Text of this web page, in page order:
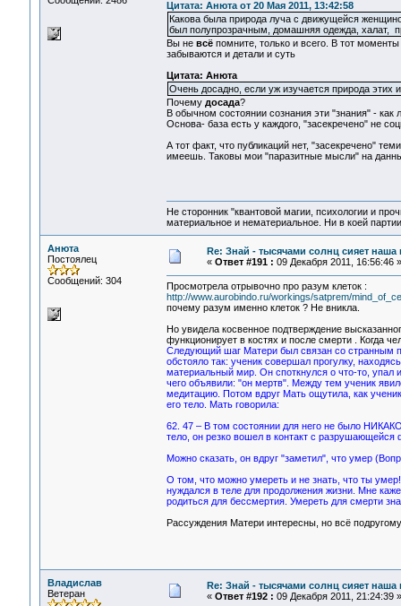
Цитата: Анюта от 20 Мая 2011, 13:42:58
Какова была природа луча с движущейся
был полупрозрачным, домашняя одежда, халат,
Вы не всё помните, только и всего. В тот
забываются и детали и суть
Цитата: Анюта
Очень досадно, если уж изучается природа этих
Почему досада?
В обычном состоянии сознания эти "знания" -
Основа- база есть у каждого, "засекречено" не
А тот факт, что публикаций нет, "засекречено"
имеешь. Таковы мои "паразитные мысли" на
Не сторонник "квантовой магии, психологии и
материальное и нематериальное. Ни в коей
Анюта
Постоялец
Сообщений: 304
Re: Знай - тысячами солнц сияет наша
« Ответ #191 : 09 Декабря 2011, 16:56:46 »
Просмотрела отрывочно про разум клеток :
http://www.aurobindo.ru/workings/satprem/
почему разум именно клеток ? Не вникла.
Но увидела косвенное подтверждение
функционирует в костях и после смерти . Когда
Следующий шаг Матери был связан со странным
обстояло так: ученик совершал прогулку,
материальный мир. Он споткнулся о что-то, упал
чего объявили: "он мертв". Между тем ученик
медитацию. Потом вдруг Мать ощутила, как
его тело. Мать говорила:
62. 47 – В том состоянии для него не было
тело, он резко вошел в контакт с разрушающейся
Можно сказать, он вдруг "заметил", что умер
О том, что можно умереть и не знать, что ты
нуждался в теле для продолжения жизни. Мне
родиться для бессмертия. Умереть для смерти
Рассуждения Матери интересны, но всё
Владислав
Ветеран
Re: Знай - тысячами солнц сияет наша
« Ответ #192 : 09 Декабря 2011, 21:24:39 »